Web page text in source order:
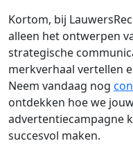
Kortom, bij
alleen het ontwerpen
strategische
merkverhaal vertellen
Neem vandaag nog
ontdekken hoe we
advertentiecampagne
succesvol maken.